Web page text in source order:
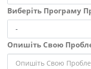
Виберіть Програму
Опишіть Свою